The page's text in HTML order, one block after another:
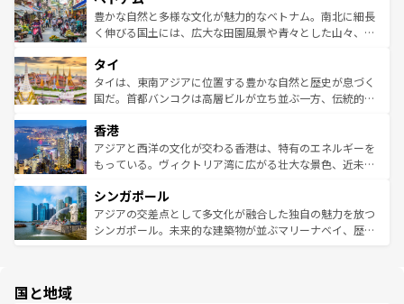
が味わえる。 なお、新着の台湾情報は コンテンツ一覧を参
照してほしい。
できる。そして、キムチや焼肉、絶品のストリートフード
まで、さまざまな韓国料理が待っている。夜には、韓国な
リティに包まれながら、韓国の多彩な魅力を心ゆくまで味
わってみてほしい。 なお、新着の韓国情報はコンテンツ一
覧を参照してほしい。
豊かな自然と多様な文化が魅力的なベトナム。南北に細長
く伸びる国土には、広大な田園風景や青々とした山々、世
急速な発展と共に伝統が息づく。ハノイの古い町並みやホ
ーチミン市のフランス統治時代の建物も、独特の雰囲気を
醸し出している。また、バラエティの豊かさとおいしさで
とつ。フォーやバインミー、ベトナムコーヒーなどは、ぜ
ひ現地で味わいたい。どの地域を訪れてもあたたかい人々
が旅行者を迎えてくれるので、きっと忘れられない旅にな
参照してほしい。
タイ
タイは、東南アジアに位置する豊かな自然と歴史が息づく
国だ。首都バンコクは高層ビルが立ち並ぶ一方、伝統的な
の活気が交差している。北部ではチェンマイなどの山岳地
帯で自然と触れ合い、南部ではプーケットやクラビの美し
いビーチでリゾート気分を楽しむことができる。タイ料理
激する。気候は一年中温暖で、どの季節にも異なる楽しみ
が待っている。親しみやすいタイの人々、仏教を中心とし
た文化、そして多様な観光資源が、訪れる旅人を魅了し続
香港
アジアと西洋の文化が交わる香港は、特有のエネルギーを
もっている。ヴィクトリア湾に広がる壮大な景色、近未来
み、どこを訪れても感動するはず。観光スポットが密集し
ており、効率よく見どころを回れるのも魅力。息をのむよ
うな絶景から文化的な体験まで、香港を存分に楽しみ尽く
シンガポール
アジアの交差点として多文化が融合した独自の魅力を放つ
シンガポール。未来的な建築物が並ぶマリーナベイ、歴史
国と地域